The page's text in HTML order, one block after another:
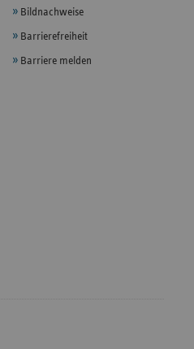
Bildnachweise
Barrierefreiheit
Barriere melden